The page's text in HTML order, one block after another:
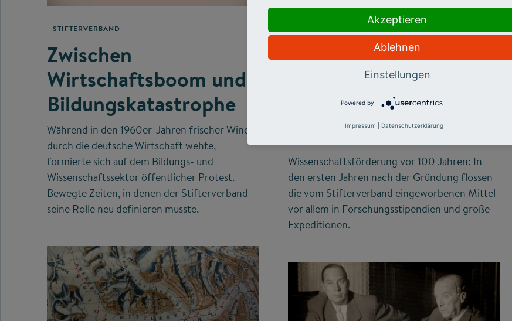
STIFTERVERBAND
Zwischen
Wirtschaftsboom und
Bildungskatastrophe
Während in den 1960er-Jahren frischer Wind
durch die deutsche Wirtschaft wehte,
formierte sich auf dem Bildungs- und
Wissenschaftssektor öffentlicher Protest.
Bewegte Zeiten, in denen der Stifterverband
seine Rolle neu definieren musste.
Millionen für die
Wissenschaft
Wissenschaftsförderung vor 100 Jahren: In
den ersten Jahren nach der Gründung flossen
die vom Stifterverband eingeworbenen Mittel
vor allem in Forschungsstipendien und große
Expeditionen.
Akzeptieren
Ablehnen
Einstellungen
Powered by
Impressum Datenschutzerklärung